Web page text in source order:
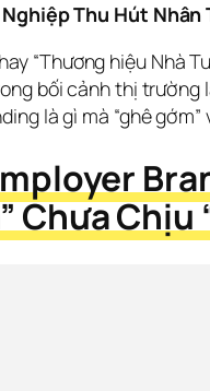
Thu Hút Nhân
“Thương hiệu Nhà
bối cảnh thị
là gì mà “ghê gớm”
Chưa Chịu